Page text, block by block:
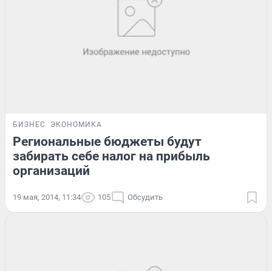
БИЗНЕС ЭКОНОМИКА
Региональные бюджеты будут
забирать себе налог на прибыль
организаций
19 мая, 2014, 11:34 105 Обсудить